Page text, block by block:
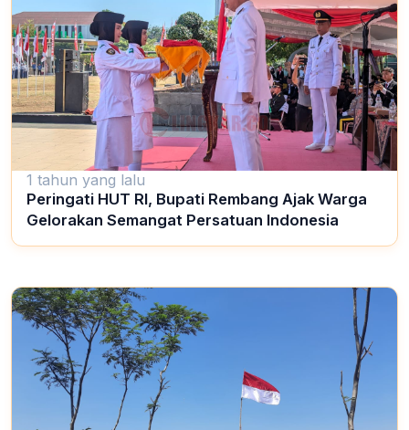
1 tahun yang lalu
Peringati HUT RI, Bupati Rembang Ajak Warga
Gelorakan Semangat Persatuan Indonesia